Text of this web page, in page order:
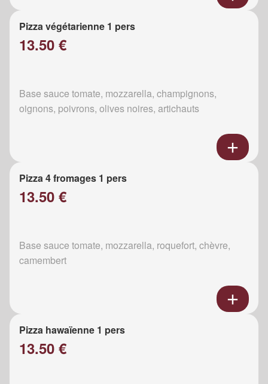
Pizza végétarienne 1 pers
13.50 €
Base sauce tomate, mozzarella, champignons,
oignons, poivrons, olives noires, artichauts
Pizza 4 fromages 1 pers
13.50 €
Base sauce tomate, mozzarella, roquefort, chèvre,
camembert
Pizza hawaïenne 1 pers
13.50 €